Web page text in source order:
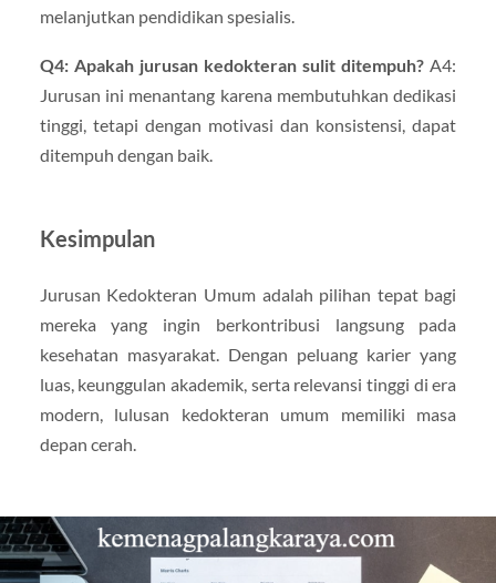
melanjutkan pendidikan spesialis.
Q4: Apakah jurusan kedokteran sulit ditempuh? A4:
Jurusan ini menantang karena membutuhkan dedikasi
tinggi, tetapi dengan motivasi dan konsistensi, dapat
ditempuh dengan baik.
Kesimpulan
Jurusan Kedokteran Umum adalah pilihan tepat bagi
mereka yang ingin berkontribusi langsung pada
kesehatan masyarakat. Dengan peluang karier yang
luas, keunggulan akademik, serta relevansi tinggi di era
modern, lulusan kedokteran umum memiliki masa
depan cerah.